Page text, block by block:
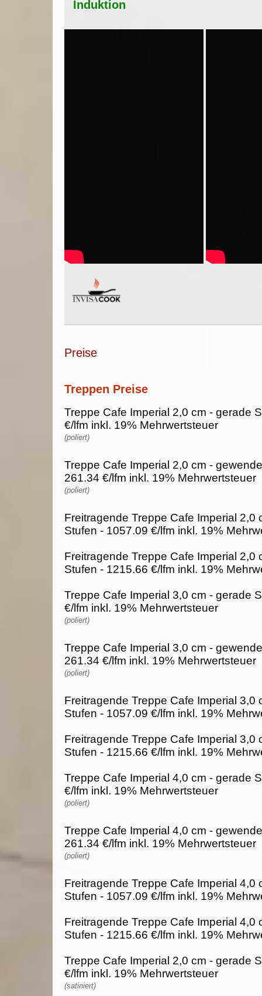
Induktion
Preise
Treppen Preise
Treppe Cafe Imperial 2,0 cm - gerade
€/lfm inkl. 19% Mehrwertsteuer
(poliert)
Treppe Cafe Imperial 2,0 cm -
261.34 €/lfm inkl. 19% Mehrwertsteuer
(poliert)
Freitragende Treppe Cafe Imperial 2,0
Stufen - 1057.09 €/lfm inkl. 19%
Freitragende Treppe Cafe Imperial 2,0
Stufen - 1215.66 €/lfm inkl. 19%
Treppe Cafe Imperial 3,0 cm - gerade
€/lfm inkl. 19% Mehrwertsteuer
(poliert)
Treppe Cafe Imperial 3,0 cm -
261.34 €/lfm inkl. 19% Mehrwertsteuer
(poliert)
Freitragende Treppe Cafe Imperial 3,0
Stufen - 1057.09 €/lfm inkl. 19%
Freitragende Treppe Cafe Imperial 3,0
Stufen - 1215.66 €/lfm inkl. 19%
Treppe Cafe Imperial 4,0 cm - gerade
€/lfm inkl. 19% Mehrwertsteuer
(poliert)
Treppe Cafe Imperial 4,0 cm -
261.34 €/lfm inkl. 19% Mehrwertsteuer
(poliert)
Freitragende Treppe Cafe Imperial 4,0
Stufen - 1057.09 €/lfm inkl. 19%
Freitragende Treppe Cafe Imperial 4,0
Stufen - 1215.66 €/lfm inkl. 19%
Treppe Cafe Imperial 2,0 cm - gerade
€/lfm inkl. 19% Mehrwertsteuer
(satiniert)